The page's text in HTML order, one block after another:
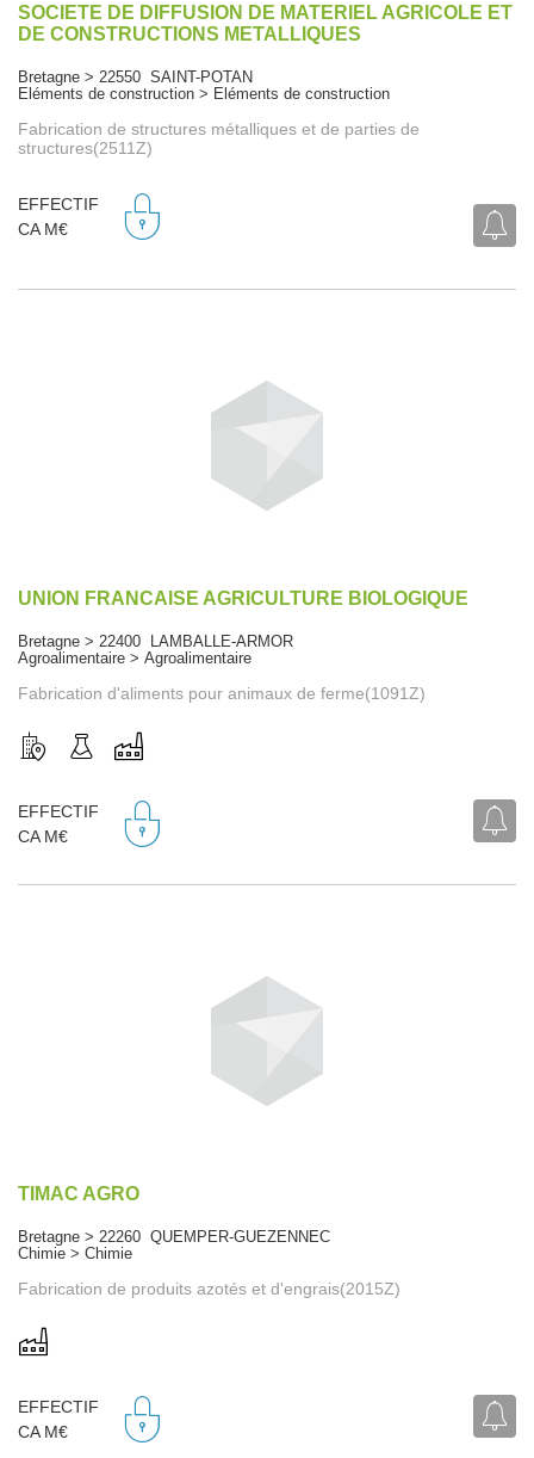
SOCIETE DE DIFFUSION DE MATERIEL AGRICOLE ET
DE CONSTRUCTIONS METALLIQUES
Bretagne > 22550 SAINT-POTAN
Eléments de construction > Eléments de construction
Fabrication de structures métalliques et de parties de
structures(2511Z)
EFFECTIF
CA M€
UNION FRANCAISE AGRICULTURE BIOLOGIQUE
Bretagne > 22400 LAMBALLE-ARMOR
Agroalimentaire > Agroalimentaire
Fabrication d'aliments pour animaux de ferme(1091Z)
EFFECTIF
CA M€
TIMAC AGRO
Bretagne > 22260 QUEMPER-GUEZENNEC
Chimie > Chimie
Fabrication de produits azotés et d'engrais(2015Z)
EFFECTIF
CA M€